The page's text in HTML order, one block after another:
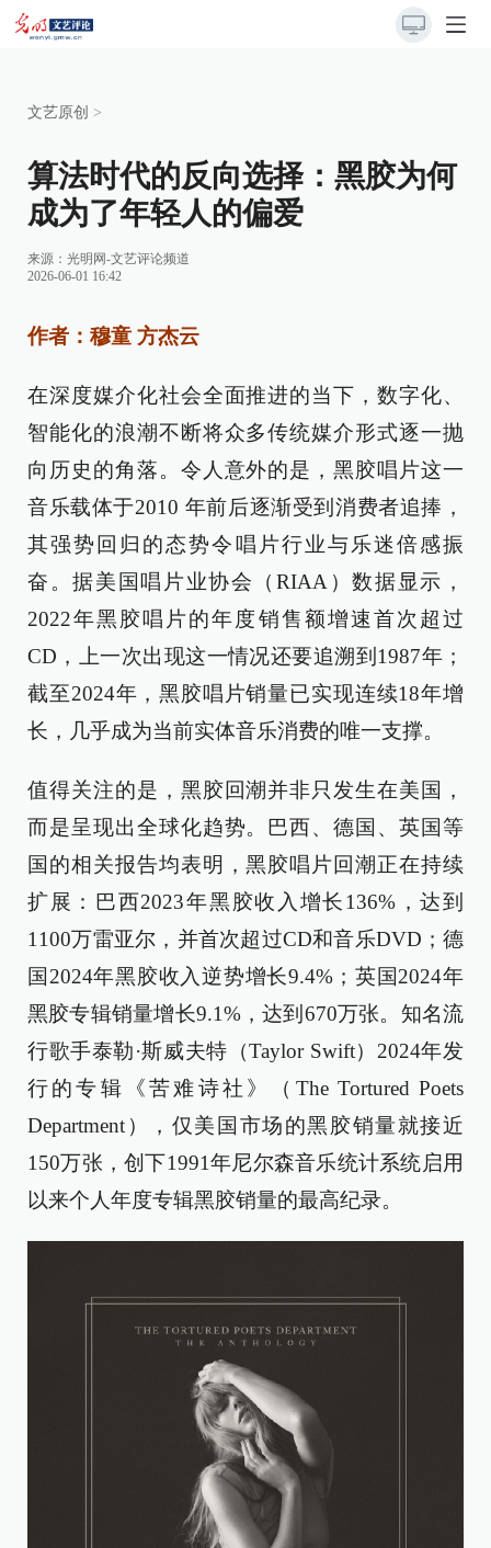
文艺原创 >
算法时代的反向选择：黑胶为何
成为了年轻人的偏爱
来源： 光明网-文艺评论频道
2026-06-01 16:42
作者：穆童 方杰云
在深度媒介化社会全面推进的当下，数字化、
智能化的浪潮不断将众多传统媒介形式逐一抛
向历史的角落。令人意外的是，黑胶唱片这一
音乐载体于2010 年前后逐渐受到消费者追捧，
其强势回归的态势令唱片行业与乐迷倍感振
奋。据美国唱片业协会（RIAA）数据显示，
2022年黑胶唱片的年度销售额增速首次超过
CD，上一次出现这一情况还要追溯到1987年；
截至2024年，黑胶唱片销量已实现连续18年增
长，几乎成为当前实体音乐消费的唯一支撑。
值得关注的是，黑胶回潮并非只发生在美国，
而是呈现出全球化趋势。巴西、德国、英国等
国的相关报告均表明，黑胶唱片回潮正在持续
扩展：巴西2023年黑胶收入增长136%，达到
1100万雷亚尔，并首次超过CD和音乐DVD；德
国2024年黑胶收入逆势增长9.4%；英国2024年
黑胶专辑销量增长9.1%，达到670万张。知名流
行歌手泰勒·斯威夫特（Taylor Swift）2024年发
行的专辑《苦难诗社》（The Tortured Poets
Department），仅美国市场的黑胶销量就接近
150万张，创下1991年尼尔森音乐统计系统启用
以来个人年度专辑黑胶销量的最高纪录。